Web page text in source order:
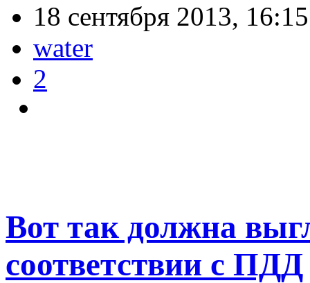
18 сентября 2013, 16:15
water
2
Вот так должна
соответствии с ПДД